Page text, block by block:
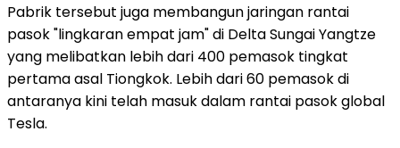
Pabrik tersebut juga membangun jaringan rantai
pasok "lingkaran empat jam" di Delta Sungai Yangtze
yang melibatkan lebih dari 400 pemasok tingkat
pertama asal Tiongkok. Lebih dari 60 pemasok di
antaranya kini telah masuk dalam rantai pasok global
Tesla.